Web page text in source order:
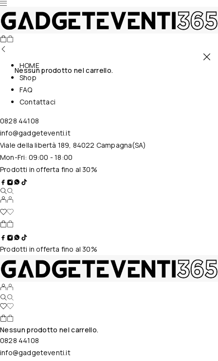
Nessun prodotto nel carrello.
HOME
Shop
FAQ
Contattaci
0828 44108
info@gadgeteventi.it
Viale della libertà 189, 84022 Campagna(SA)
Mon-Fri: 09:00 - 18:00
Prodotti in offerta fino al 30%
Prodotti in offerta fino al 30%
Nessun prodotto nel carrello.
0828 44108
info@gadgeteventi.it